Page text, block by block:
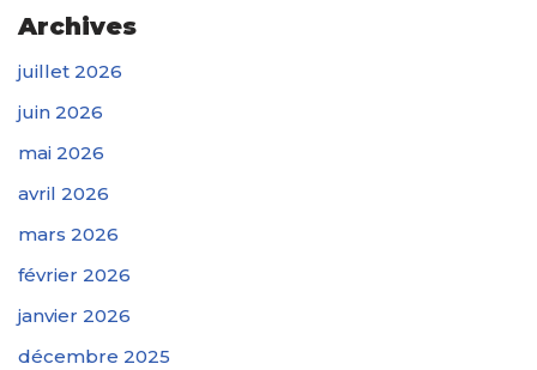
Archives
juillet 2026
juin 2026
mai 2026
avril 2026
mars 2026
février 2026
janvier 2026
décembre 2025